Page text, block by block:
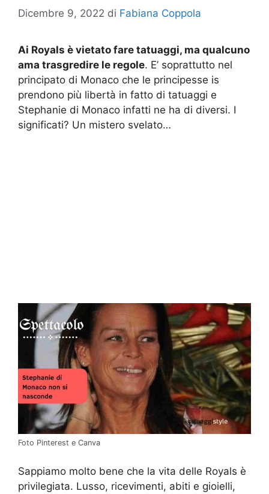
Dicembre 9, 2022 di Fabiana Coppola
Ai Royals è vietato fare tatuaggi, ma qualcuno
ama trasgredire le regole. E’ soprattutto nel
principato di Monaco che le principesse is
prendono più libertà in fatto di tatuaggi e
Stephanie di Monaco infatti ne ha di diversi. I
significati? Un mistero svelato…
Foto Pinterest e Canva
Sappiamo molto bene che la vita delle Royals è
privilegiata. Lusso, ricevimenti, abiti e gioielli,